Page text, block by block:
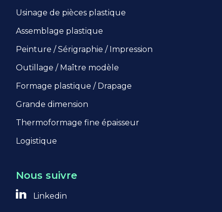
Usinage de pièces plastique
Assemblage plastique
Peinture / Sérigraphie / Impression
Outillage / Maître modèle
Formage plastique / Drapage
Grande dimension
Thermoformage fine épaisseur
Logistique
Nous suivre
Linkedin